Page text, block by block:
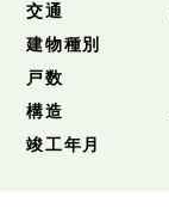
交通
建物種別
戸数
構造
竣工年月